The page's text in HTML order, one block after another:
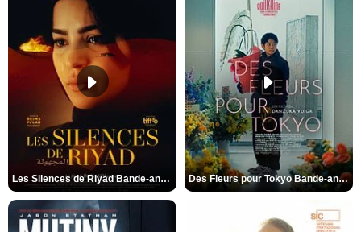
Les Silences de Riyad Bande-annonce VO STFR Des Fleurs pour Tokyo Bande-annonce VO STFR